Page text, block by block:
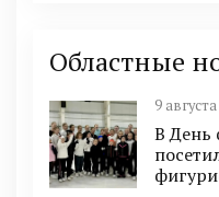
Областные
9
В День